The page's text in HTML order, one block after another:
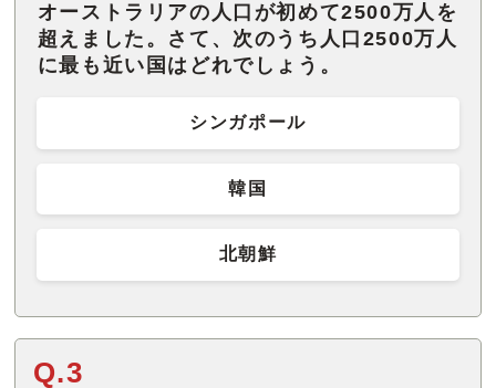
オーストラリアの人口が初めて2500万人を
超えました。さて、次のうち人口2500万人
に最も近い国はどれでしょう。
シンガポール
韓国
北朝鮮
Q.3